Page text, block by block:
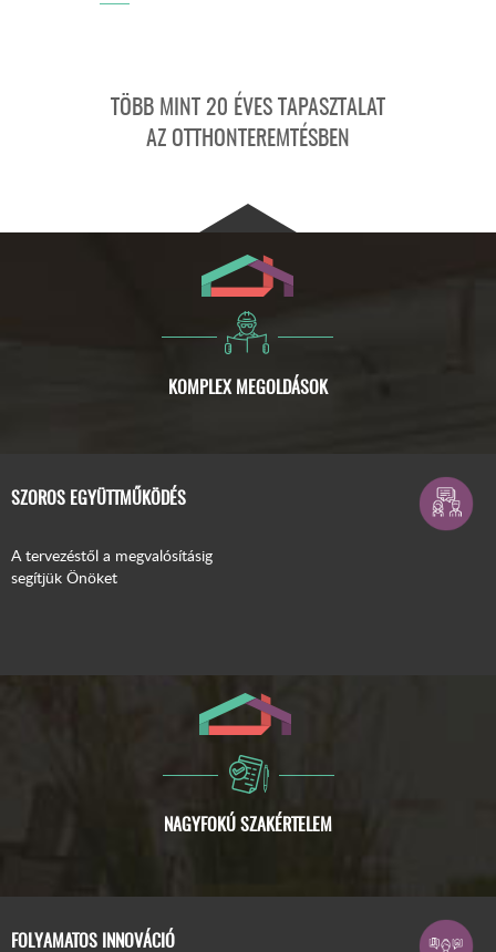
TÖBB MINT 20 ÉVES TAPASZTALAT
AZ OTTHONTEREMTÉSBEN
SZOROS EGYÜTTMŰKÖDÉS
A tervezéstől a megvalósításig
segítjük Önöket
FOLYAMATOS INNOVÁCIÓ